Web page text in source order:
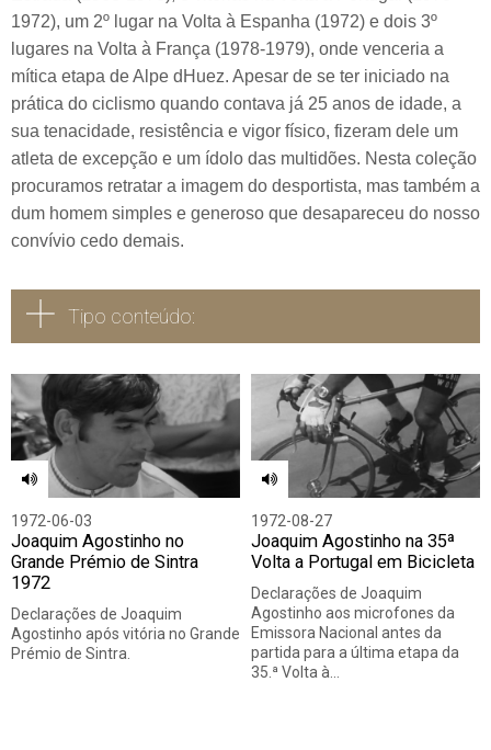
1972), um 2º lugar na Volta à Espanha (1972) e dois 3º
lugares na Volta à França (1978-1979), onde venceria a
mítica etapa de Alpe dHuez. Apesar de se ter iniciado na
prática do ciclismo quando contava já 25 anos de idade, a
sua tenacidade, resistência e vigor físico, fizeram dele um
atleta de excepção e um ídolo das multidões. Nesta coleção
procuramos retratar a imagem do desportista, mas também a
dum homem simples e generoso que desapareceu do nosso
convívio cedo demais.
Tipo conteúdo:
Todos Vídeo Áudio
1972-06-03
Joaquim Agostinho no
Grande Prémio de Sintra
1972
Declarações de Joaquim
Agostinho após vitória no Grande
Prémio de Sintra.
1972-08-27
Joaquim Agostinho na 35ª
Volta a Portugal em Bicicleta
Declarações de Joaquim
Agostinho aos microfones da
Emissora Nacional antes da
partida para a última etapa da
35.ª Volta à…